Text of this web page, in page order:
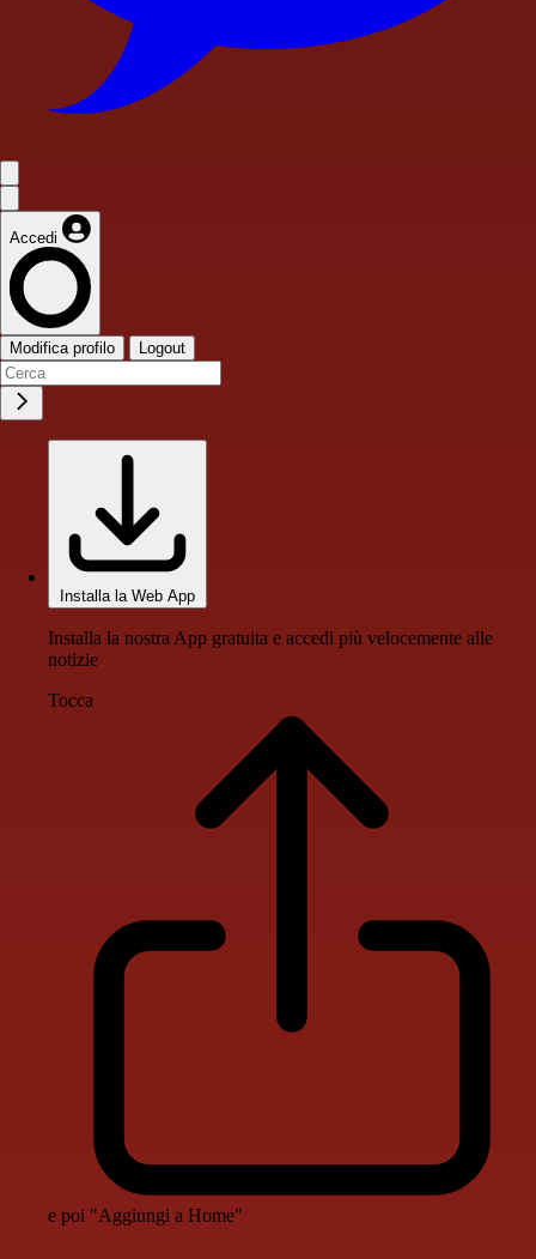
Accedi
Modifica profilo Logout
Installa la Web App
Installa la nostra App gratuita e accedi più velocemente alle
notizie
Tocca
e poi "Aggiungi a Home"